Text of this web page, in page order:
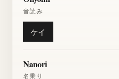
音読み
ケイ
Nanori
名乗り